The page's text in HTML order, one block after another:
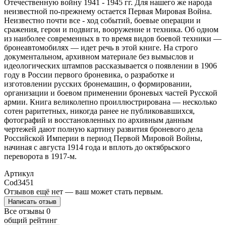
Отечественную войну 1941 - 1945 гг. Для нашего же народа
неизвестной по-прежнему остается Первая Мировая Война.
Неизвестно почти все - ход событий, боевые операции и
сражения, герои и подвиги, вооружение и техника. Об одном
из наиболее современных в то время видов боевой техники —
бронеавтомобилях — идет речь в этой книге. На строго
документальном, архивном материале без вымыслов и
идеологических штампов рассказывается о появлении в 1906
году в России первого броневика, о разработке и
изготовлении русских бронемашин, о формировании,
организации и боевом применении броневых частей Русской
армии. Книга великолепно проиллюстрирована — несколько
сотен раритетных, никогда ранее не публиковавшихся,
фотографий и восстановленных по архивным данным
чертежей дают полную картину развития броневого дела
Российской Империи в период Первой Мировой Войны,
начиная с августа 1914 года и вплоть до октябрьского
переворота в 1917-м.
Артикул
Cod3451
Отзывов ещё нет — ваш может стать первым.
Написать отзыв
Все отзывы 0
общий рейтинг